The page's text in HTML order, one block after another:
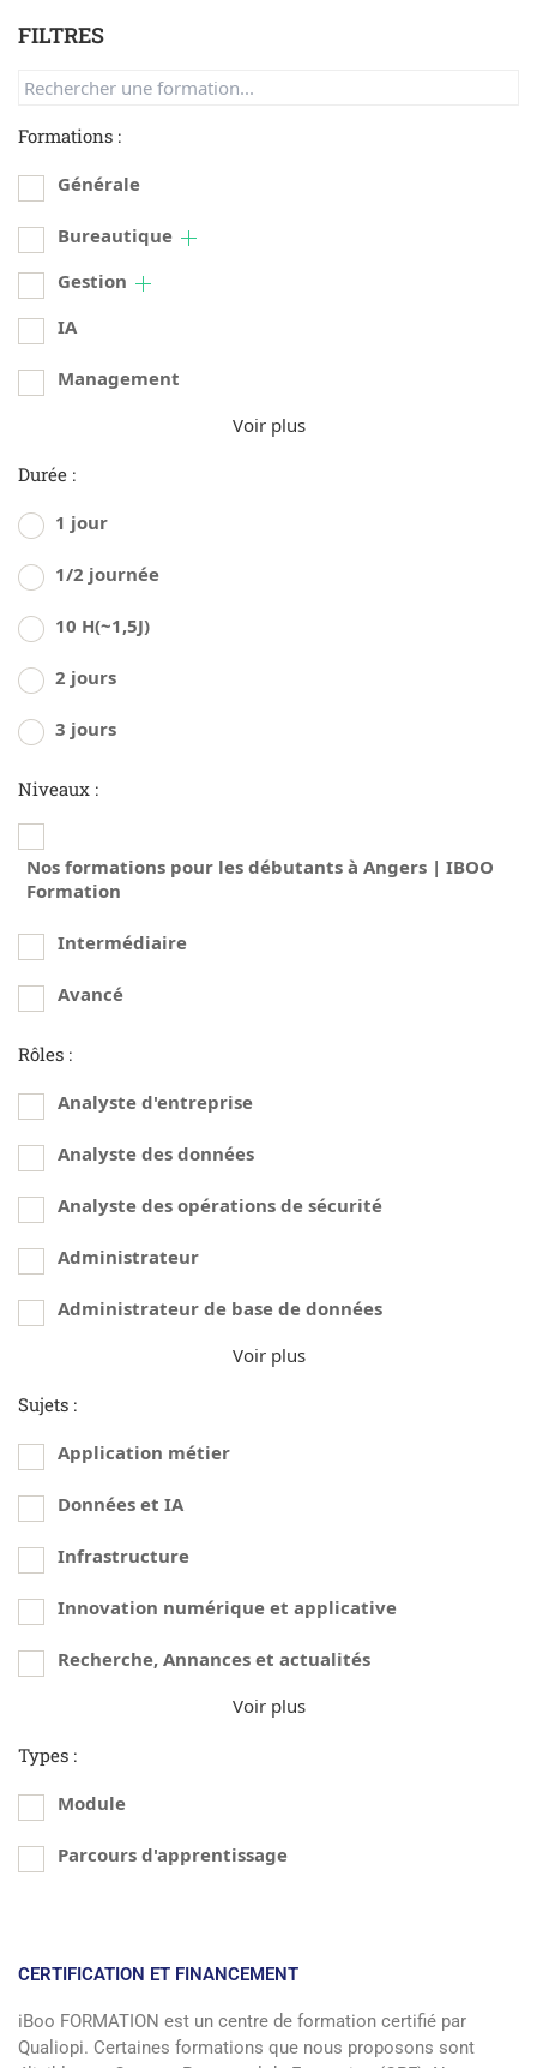
FILTRES
Formations :
Générale
Bureautique
Gestion
IA
Management
Voir plus
Durée :
1 jour
1/2 journée
10 H(~1,5J)
2 jours
3 jours
Niveaux :
Nos formations pour les débutants à Angers | IBOO
Formation
Intermédiaire
Avancé
Rôles :
Analyste d'entreprise
Analyste des données
Analyste des opérations de sécurité
Administrateur
Administrateur de base de données
Voir plus
Sujets :
Application métier
Données et IA
Infrastructure
Innovation numérique et applicative
Recherche, Annances et actualités
Voir plus
Types :
Module
Parcours d'apprentissage
CERTIFICATION ET FINANCEMENT
iBoo FORMATION est un centre de formation certifié par
Qualiopi. Certaines formations que nous proposons sont